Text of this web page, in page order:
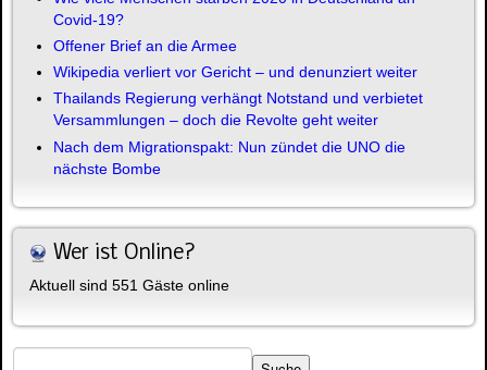
Covid-19?
Offener Brief an die Armee
Wikipedia verliert vor Gericht – und denunziert weiter
Thailands Regierung verhängt Notstand und verbietet
Versammlungen – doch die Revolte geht weiter
Nach dem Migrationspakt: Nun zündet die UNO die
nächste Bombe
Wer ist Online?
Aktuell sind 551 Gäste online